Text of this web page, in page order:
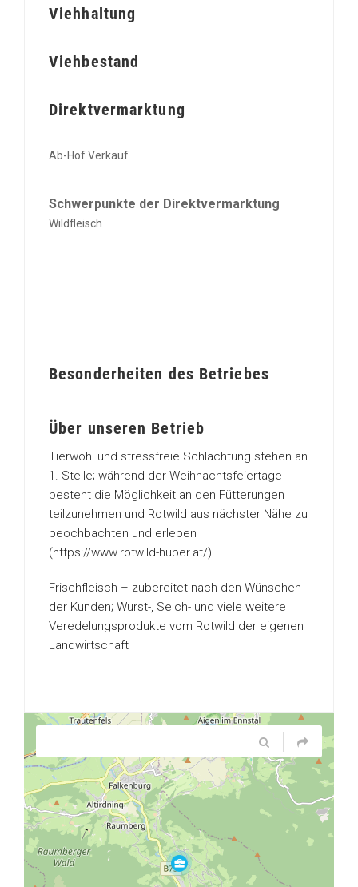
Viehhaltung
Viehbestand
Direktvermarktung
Ab-Hof Verkauf
Schwerpunkte der Direktvermarktung
Wildfleisch
Besonderheiten des Betriebes
Über unseren Betrieb
Tierwohl und stressfreie Schlachtung stehen an
1. Stelle; während der Weihnachtsfeiertage
besteht die Möglichkeit an den Fütterungen
teilzunehmen und Rotwild aus nächster Nähe zu
beochbachten und erleben
(https://www.rotwild-huber.at/)
Frischfleisch – zubereitet nach den Wünschen
der Kunden; Wurst-, Selch- und viele weitere
Veredelungsprodukte vom Rotwild der eigenen
Landwirtschaft